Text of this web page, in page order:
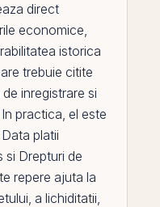
direct
economice,
istorica
trebuie citite
inregistrare si
practica, el este
Data platii
si Drepturi de
repere ajuta la
a lichiditatii,